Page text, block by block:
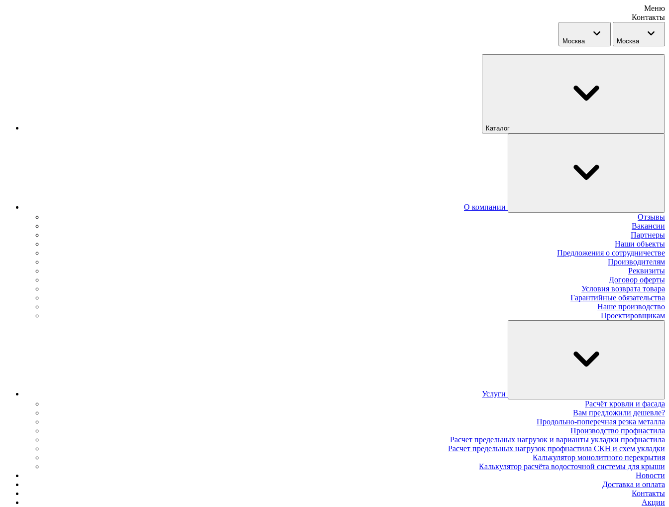
Меню
Контакты
Москва Москва
Каталог
О компании
Отзывы
Вакансии
Партнеры
Наши объекты
Предложения о сотрудничестве
Производителям
Реквизиты
Договор оферты
Условия возврата товара
Гарантийные обязательства
Наше производство
Проектировщикам
Услуги
Расчёт кровли и фасада
Вам предложили дешевле?
Продольно-поперечная резка металла
Производство профнастила
Расчет предельных нагрузок и варианты укладки профнастила
Расчет предельных нагрузок профнастила СКН и схем укладки
Калькулятор монолитного перекрытия
Калькулятор расчёта водосточной системы для крыши
Новости
Доставка и оплата
Контакты
Акции